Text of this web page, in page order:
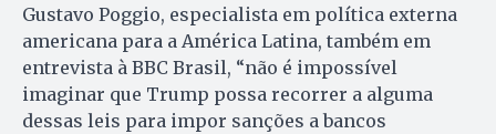
Gustavo Poggio, especialista em política externa
americana para a América Latina, também em
entrevista à BBC Brasil, “não é impossível
imaginar que Trump possa recorrer a alguma
dessas leis para impor sanções a bancos